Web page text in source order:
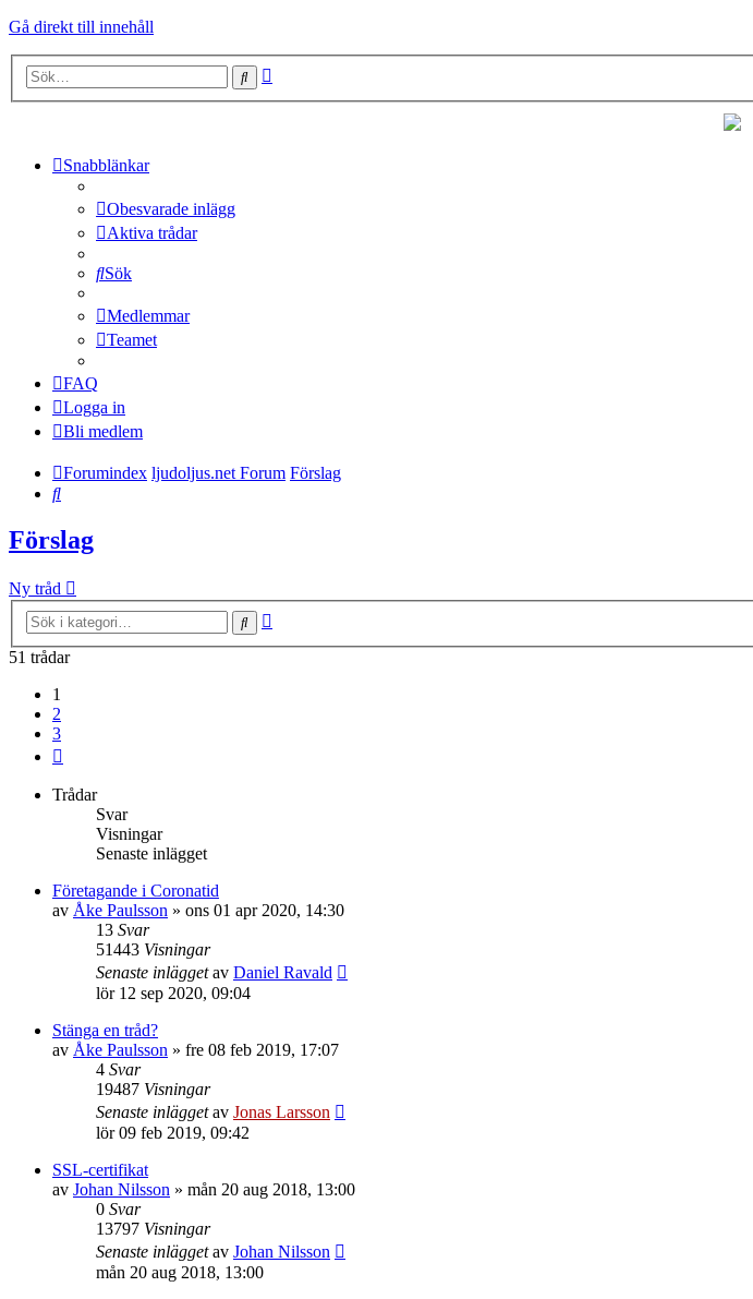
Gå direkt till innehåll
Sök
Snabblänkar
Obesvarade inlägg
Aktiva trådar
Sök
Medlemmar
Teamet
FAQ
Logga in
Bli medlem
Forumindex ljudoljus.net Forum Förslag
Sök
Förslag
Ny tråd
Sök
51 trådar
1
2
3
Trådar
Svar
Visningar
Senaste inlägget
Företagande i Coronatid
av Åke Paulsson » ons 01 apr 2020, 14:30
13 Svar
51443 Visningar
Senaste inläggetav Daniel Ravald
lör 12 sep 2020, 09:04
Stänga en tråd?
av Åke Paulsson » fre 08 feb 2019, 17:07
4 Svar
19487 Visningar
Senaste inläggetav Jonas Larsson
lör 09 feb 2019, 09:42
SSL-certifikat
av Johan Nilsson » mån 20 aug 2018, 13:00
0 Svar
13797 Visningar
Senaste inläggetav Johan Nilsson
mån 20 aug 2018, 13:00